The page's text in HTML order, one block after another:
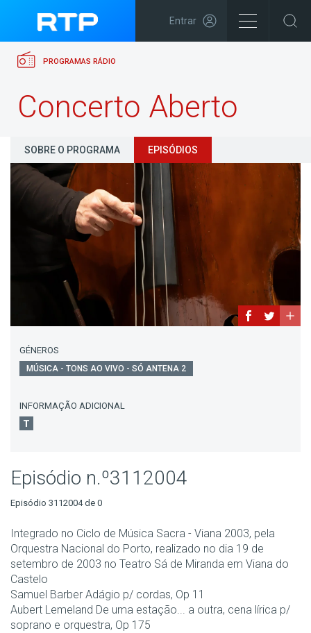
Entrar
PROGRAMAS RÁDIO
Concerto Aberto
SOBRE O PROGRAMA EPISÓDIOS
GÉNEROS
MÚSICA - TONS AO VIVO - SÓ ANTENA 2
INFORMAÇÃO ADICIONAL
Episódio n.º3112004
Episódio 3112004 de 0
Integrado no Ciclo de Música Sacra - Viana 2003, pela
Orquestra Nacional do Porto, realizado no dia 19 de
setembro de 2003 no Teatro Sá de Miranda em Viana do
Castelo
Samuel Barber Adágio p/ cordas, Op 11
Aubert Lemeland De uma estação... a outra, cena lírica p/
soprano e orquestra, Op 175